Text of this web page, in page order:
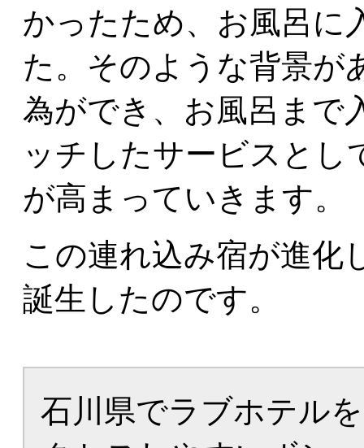
かったため、お風呂に
た。そのような背景が
為ができ、お風呂まで
ッチしたサービスとし
が高まっていきます。
この連れ込み宿が進化
誕生したのです。
石川県でラブホテル